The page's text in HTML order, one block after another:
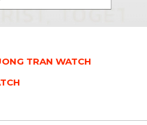
TRAN WATCH